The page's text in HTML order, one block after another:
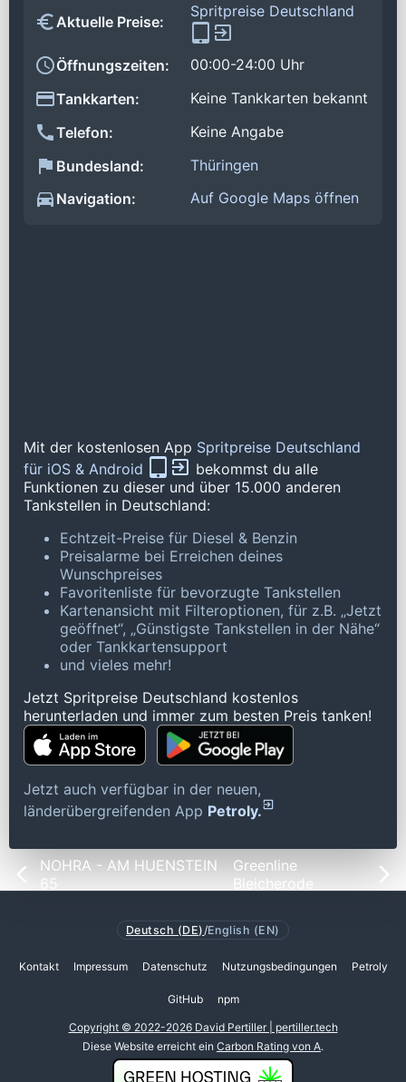
Aktuelle Preise:
Spritpreise Deutschland
Öffnungszeiten:
00:00-24:00 Uhr
Tankkarten:
Keine Tankkarten bekannt
Telefon:
Keine Angabe
Bundesland:
Thüringen
Navigation:
Auf Google Maps öffnen
Mit der kostenlosen App Spritpreise Deutschland
für iOS & Android
bekommst du alle
Funktionen zu dieser und über 15.000 anderen
Tankstellen in Deutschland:
Echtzeit-Preise für Diesel & Benzin
Preisalarme bei Erreichen deines
Wunschpreises
Favoritenliste für bevorzugte Tankstellen
Kartenansicht mit Filteroptionen, für z.B. „Jetzt
geöffnet“, „Günstigste Tankstellen in der Nähe“
oder Tankkartensupport
und vieles mehr!
Jetzt Spritpreise Deutschland kostenlos
herunterladen und immer zum besten Preis tanken!
Jetzt auch verfügbar in der neuen,
länderübergreifenden App Petroly.
NOHRA - AM HUENSTEIN
65
Greenline
Bleicherode
Deutsch (DE) /English (EN)
Kontakt Impressum Datenschutz Nutzungsbedingungen Petroly
GitHub npm
Copyright © 2022-2026 David Pertiller | pertiller.tech
Diese Website erreicht ein Carbon Rating von A.